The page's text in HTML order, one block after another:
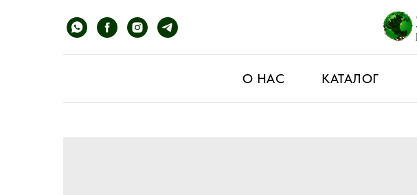
О НАС КАТАЛОГ